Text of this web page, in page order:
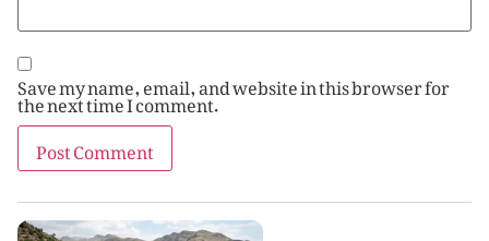
Save my name, email, and website in this browser for
the next time I comment.